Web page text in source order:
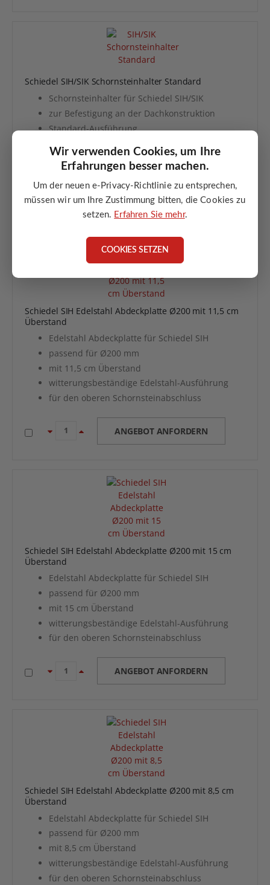
Wir verwenden Cookies, um Ihre
Erfahrungen besser machen.
Um der neuen e-Privacy-Richtlinie zu entsprechen,
müssen wir um Ihre Zustimmung bitten, die Cookies zu
setzen. Erfahren Sie mehr.
COOKIES SETZEN
Schiedel SIH/SIK Schornsteinhalter Standard
Schornsteinhalter für Schiedel SIH/SIK
zur Befestigung an der Dachkonstruktion
Standard-Ausführung
geeignet für Neubau und Sanierung
ANGEBOT ANFORDERN
Schiedel SIH Edelstahl Abdeckplatte Ø200 mit 11,5 cm
Überstand
Edelstahl Abdeckplatte für Schiedel SIH
passend für Ø200 mm
mit 11,5 cm Überstand
witterungsbeständige Edelstahl-Ausführung
für den oberen Schornsteinabschluss
ANGEBOT ANFORDERN
Schiedel SIH Edelstahl Abdeckplatte Ø200 mit 15 cm
Überstand
Edelstahl Abdeckplatte für Schiedel SIH
passend für Ø200 mm
mit 15 cm Überstand
witterungsbeständige Edelstahl-Ausführung
für den oberen Schornsteinabschluss
ANGEBOT ANFORDERN
Schiedel SIH Edelstahl Abdeckplatte Ø200 mit 8,5 cm
Überstand
Edelstahl Abdeckplatte für Schiedel SIH
passend für Ø200 mm
mit 8,5 cm Überstand
witterungsbeständige Edelstahl-Ausführung
für den oberen Schornsteinabschluss